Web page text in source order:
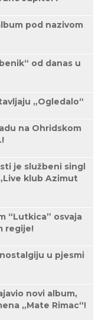
pod nazivom
od danas u
„Ogledalo“
na Ohridskom
je službeni singl
klub Azimut
“Lutkica” osvaja
regije!
u pjesmi
novi album,
„Mate Rimac“!